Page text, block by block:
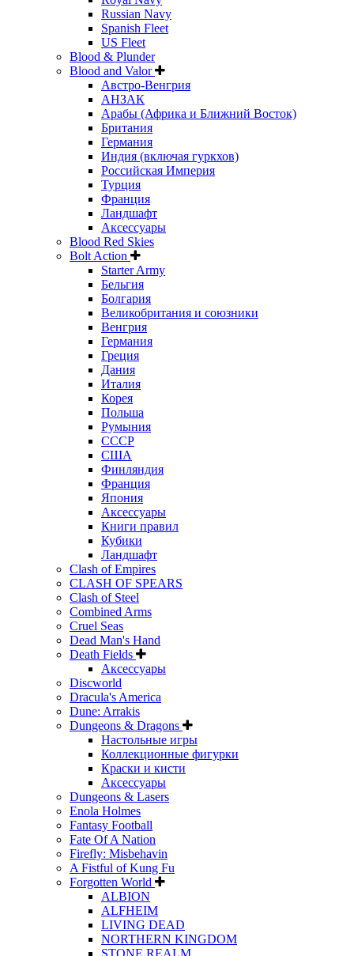
Russian Navy
Spanish Fleet
US Fleet
Blood & Plunder
Blood and Valor
Австро-Венгрия
АНЗАК
Арабы (Африка и Ближний Восток)
Британия
Германия
Индия (включая гуркхов)
Российская Империя
Турция
Франция
Ландшафт
Аксессуары
Blood Red Skies
Bolt Action
Starter Army
Бельгия
Болгария
Великобритания и союзники
Венгрия
Германия
Греция
Дания
Италия
Корея
Польша
Румыния
СССР
США
Финляндия
Франция
Япония
Аксессуары
Книги правил
Кубики
Ландшафт
Clash of Empires
CLASH OF SPEARS
Clash of Steel
Combined Arms
Cruel Seas
Dead Man's Hand
Death Fields
Аксессуары
Discworld
Dracula's America
Dune: Arrakis
Dungeons & Dragons
Настольные игры
Коллекционные фигурки
Краски и кисти
Аксессуары
Dungeons & Lasers
Enola Holmes
Fantasy Football
Fate Of A Nation
Firefly: Misbehavin
A Fistful of Kung Fu
Forgotten World
ALBION
ALFHEIM
LIVING DEAD
NORTHERN KINGDOM
STONE REALM